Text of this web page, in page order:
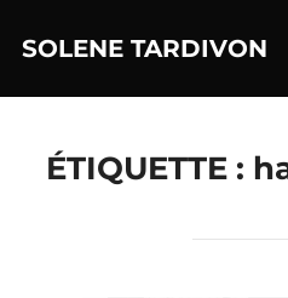
SOLENE TARDIVON
ÉTIQUETTE :